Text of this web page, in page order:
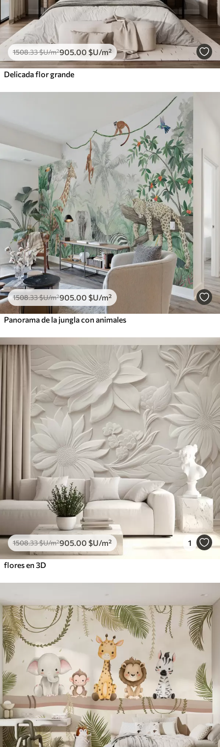
1508.33$U/m²905.00 $U/m²
Delicada flor grande
1508.33$U/m²905.00 $U/m²
Panorama de la jungla con animales
1508.33$U/m²905.00 $U/m² 1
flores en 3D